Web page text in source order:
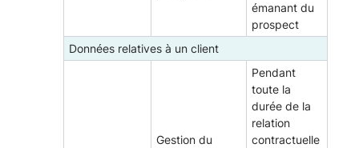
émanant du
prospect
Données relatives à un client
Gestion du
Pendant
toute la
durée de la
relation
contractuelle